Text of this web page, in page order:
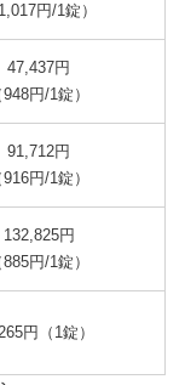
1,017円/1錠）
47,437円
948円/1錠）
91,712円
916円/1錠）
132,825円
885円/1錠）
円（1錠）